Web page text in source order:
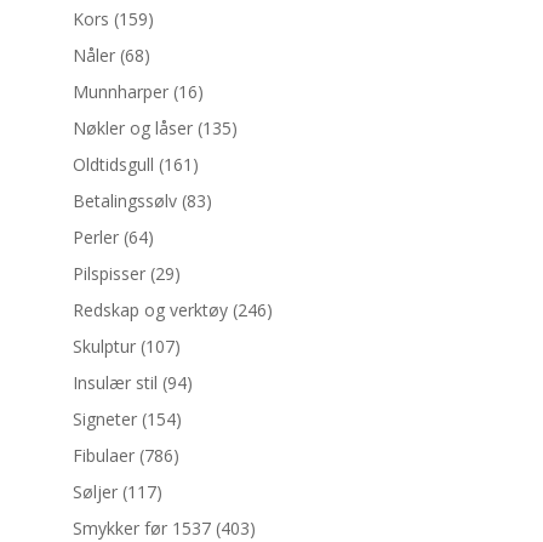
Kors (159)
Nåler (68)
Munnharper (16)
Nøkler og låser (135)
Oldtidsgull (161)
Betalingssølv (83)
Perler (64)
Pilspisser (29)
Redskap og verktøy (246)
Skulptur (107)
Insulær stil (94)
Signeter (154)
Fibulaer (786)
Søljer (117)
Smykker før 1537 (403)